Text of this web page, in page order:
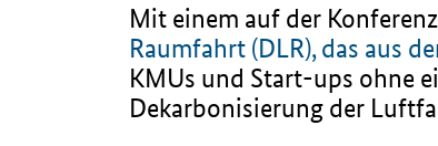
Mit einem auf der
Raumfahrt (DLR), das aus
KMUs und Start-ups ohne
Dekarbonisierung der